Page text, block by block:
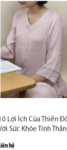
Lợi Ích Của Thiền
Sức Khỏe Tinh Thần
hệ